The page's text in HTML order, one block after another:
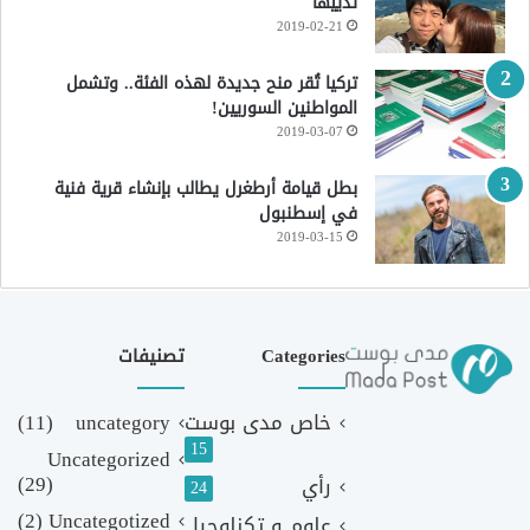
2019-02-21
تركيا تُقر منح جديدة لهذه الفئة.. وتشمل
المواطنين السوريين!
2019-03-07
بطل قيامة أرطغرل يطالب بإنشاء قرية فنية
في إسطنبول
2019-03-15
Categories
خاص مدى بوست
15
رأي 24
تصنيفات
uncategory
(11)
Uncategorized
(29)
Uncategotized
(2)